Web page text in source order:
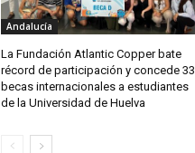
Andalucía
La Fundación Atlantic Copper bate
récord de participación y concede 33
becas internacionales a estudiantes
de la Universidad de Huelva